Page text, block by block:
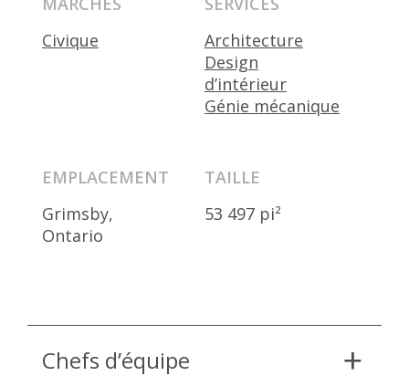
Civique
Architecture
Design
d’intérieur
Génie mécanique
EMPLACEMENT
Grimsby,
Ontario
TAILLE
53 497 pi²
Chefs d’équipe